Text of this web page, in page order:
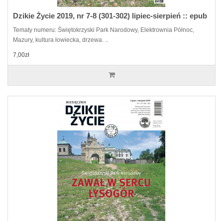
Dzikie Życie 2019, nr 7-8 (301-302) lipiec-sierpień :: epub
Tematy numeru: Świętokrzyski Park Narodowy, Elektrownia Północ,
Mazury, kultura łowiecka, drzewa. ..
7,00zł